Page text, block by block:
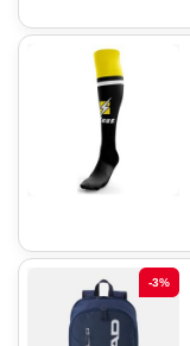
-3%